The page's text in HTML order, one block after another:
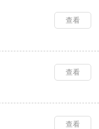
查看
查看
查看